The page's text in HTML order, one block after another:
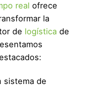
real ofrece
la
de logística de
sistema de